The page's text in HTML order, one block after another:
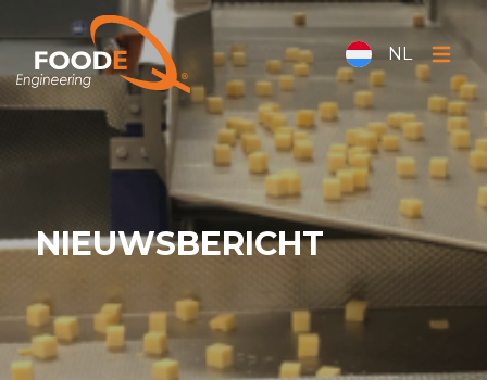
NL
NIEUWSBERICHT